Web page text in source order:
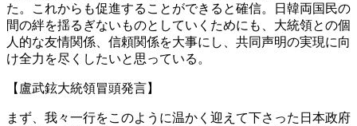
た。これからも促進することができると確信。日韓両国民の
間の絆を揺るぎないものとしていくためにも、大統領との個
人的な友情関係、信頼関係を大事にし、共同声明の実現に向
け全力を尽くしたいと思っている。
【盧武鉉大統領冒頭発言】
まず、我々一行をこのように温かく迎えて下さった日本政府